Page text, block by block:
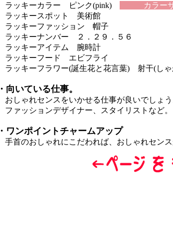
ラッキーカラー ピンク(pink)
カラー
ラッキースポット 美術館
ラッキーファッション 帽子
ラッキーナンバー ２．２９．５６
ラッキーアイテム 腕時計
ラッキーフード エビフライ
ラッキーフラワー(誕生花と花言葉) 射干
・向いている仕事。
おしゃれセンスをいかせる仕事が良いでしょう
ファッションデザイナー、スタイリストなど。
・ワンポイントチャームアップ
手首のおしゃれにこだわれば、おしゃれセンス